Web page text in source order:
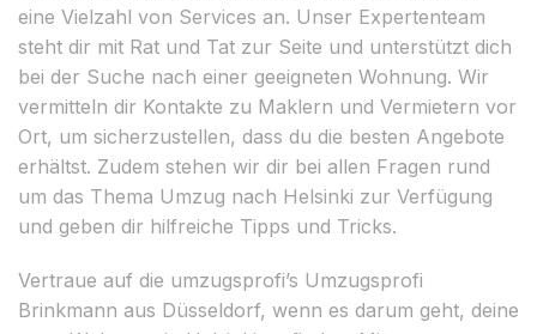
eine Vielzahl von Services an. Unser Expertenteam
steht dir mit Rat und Tat zur Seite und unterstützt dich
bei der Suche nach einer geeigneten Wohnung. Wir
vermitteln dir Kontakte zu Maklern und Vermietern vor
Ort, um sicherzustellen, dass du die besten Angebote
erhältst. Zudem stehen wir dir bei allen Fragen rund
um das Thema Umzug nach Helsinki zur Verfügung
und geben dir hilfreiche Tipps und Tricks.
Vertraue auf die umzugsprofi’s Umzugsprofi
Brinkmann aus Düsseldorf, wenn es darum geht, deine